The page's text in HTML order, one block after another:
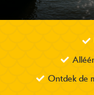
Ontdek de